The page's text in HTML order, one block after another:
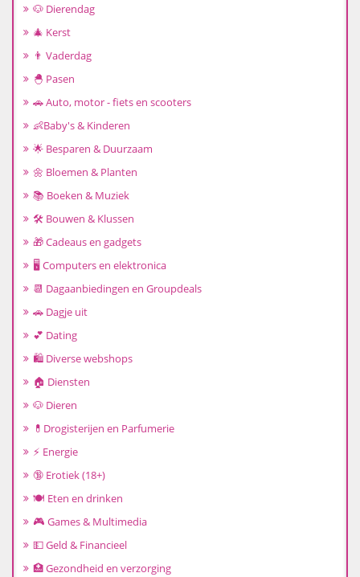
🐶 Dierendag
🎄 Kerst
👨 Vaderdag
🐣 Pasen
🚗 Auto, motor - fiets en scooters
👶Baby's & Kinderen
🌟 Besparen & Duurzaam
🌼 Bloemen & Planten
📚 Boeken & Muziek
🛠️ Bouwen & Klussen
🎁 Cadeaus en gadgets
🖥️ Computers en elektronica
📆 Dagaanbiedingen en Groupdeals
🚗 Dagje uit
💕 Dating
🛍️ Diverse webshops
🏠 Diensten
🐶 Dieren
💊Drogisterijen en Parfumerie
⚡ Energie
🔞 Erotiek (18+)
🍽️ Eten en drinken
🎮 Games & Multimedia
💵 Geld & Financieel
🏥 Gezondheid en verzorging